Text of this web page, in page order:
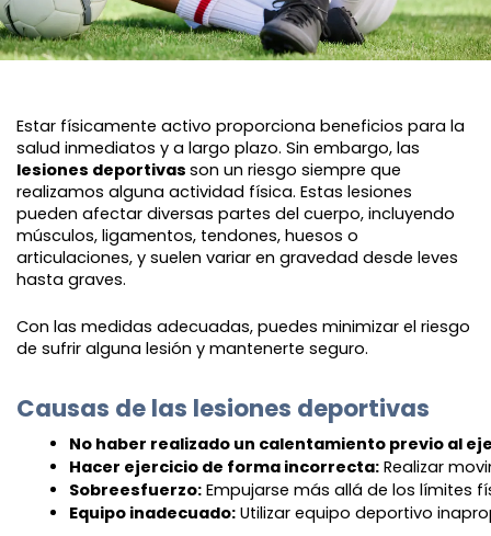
Estar físicamente activo proporciona beneficios para la
salud inmediatos y a largo plazo. Sin embargo, las
lesiones deportivas son un riesgo siempre que
realizamos alguna actividad física. Estas lesiones
pueden afectar diversas partes del cuerpo, incluyendo
músculos, ligamentos, tendones, huesos o
articulaciones, y suelen variar en gravedad desde leves
hasta graves.
Con las medidas adecuadas, puedes minimizar el riesgo
de sufrir alguna lesión y mantenerte seguro.
Causas de las lesiones deportivas
No haber realizado un calentamiento previo al
Hacer ejercicio de forma incorrecta: Realizar
Sobreesfuerzo: Empujarse más allá de los límites
Equipo inadecuado: Utilizar equipo deportivo